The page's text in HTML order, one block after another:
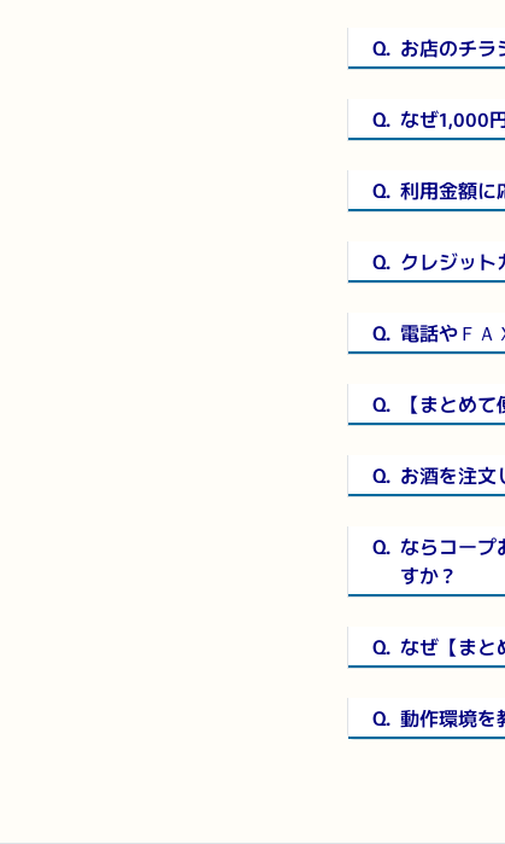
Q. お店のチラ
Q. なぜ1,000
Q. 利用金額に
Q. クレジット
Q. 電話やＦＡ
Q. 【まとめ
Q. お酒を注文
Q. ならコープ
すか？
Q. なぜ【まと
Q. 動作環境を